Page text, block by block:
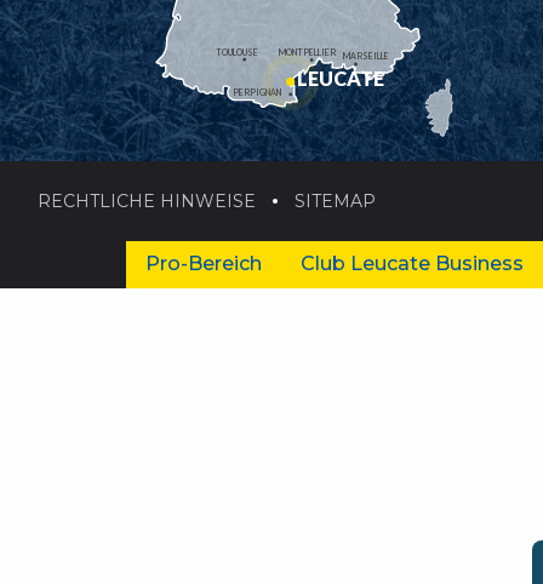
MONTPELLIER
PERPIGNAN
MARSEILLE
TOULOUSE
LEUCATE
RECHTLICHE HINWEISE SITEMAP
Pro-Bereich Club Leucate Business